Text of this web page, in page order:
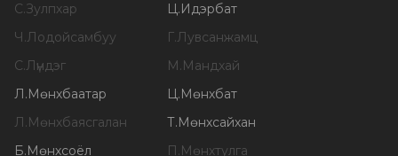
С.Зулпхар Ц.Идэрбат
Ч.Лодойсамбуу Г.Лувсанжамц
С.Лүндэг М.Мандхай
Л.Мөнхбаатар Ц.Мөнхбат
Л.Мөнхбаясгалан Т.Мөнхсайхан
Б.Мөнхсоёл П.Мөнхтулга